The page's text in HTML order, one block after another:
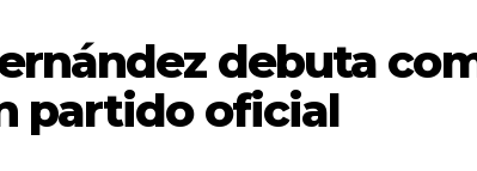
debuta
partido oficial